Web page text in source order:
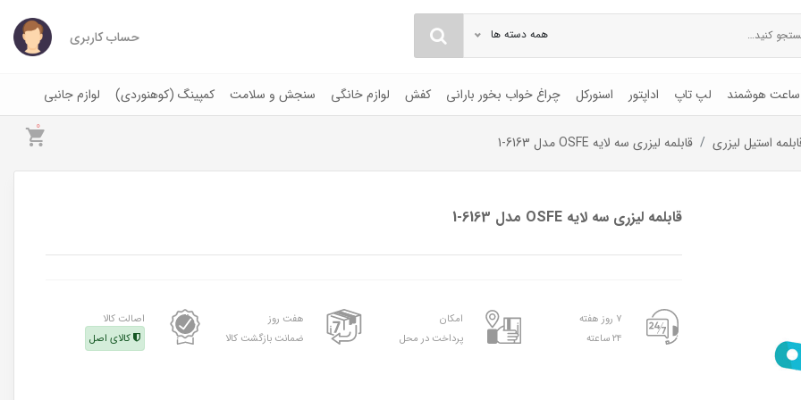
همه دسته ها حساب کاربری
ساعت هوشمند لپ تاپ اداپتور اسنورکل چراغ خواب بخور بارانی کفش لوازم خانگی سنجش و سلامت کمپینگ (کوهنوردی) لوازم جانبی
0
استیل لیزری قابلمه لیزری سه لایه OSFE مدل 6163-1
قابلمه لیزری سه لایه OSFE مدل 6163-1
۷ روز هفته
۲۴ ساعته
امکان
پرداخت در محل
هفت روز
ضمانت بازگشت کالا
اصالت کالا
کالای اصل